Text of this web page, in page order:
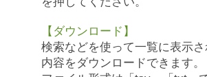
【ダウンロード】
検索などを使って一覧に表示
内容をダウンロードできます。